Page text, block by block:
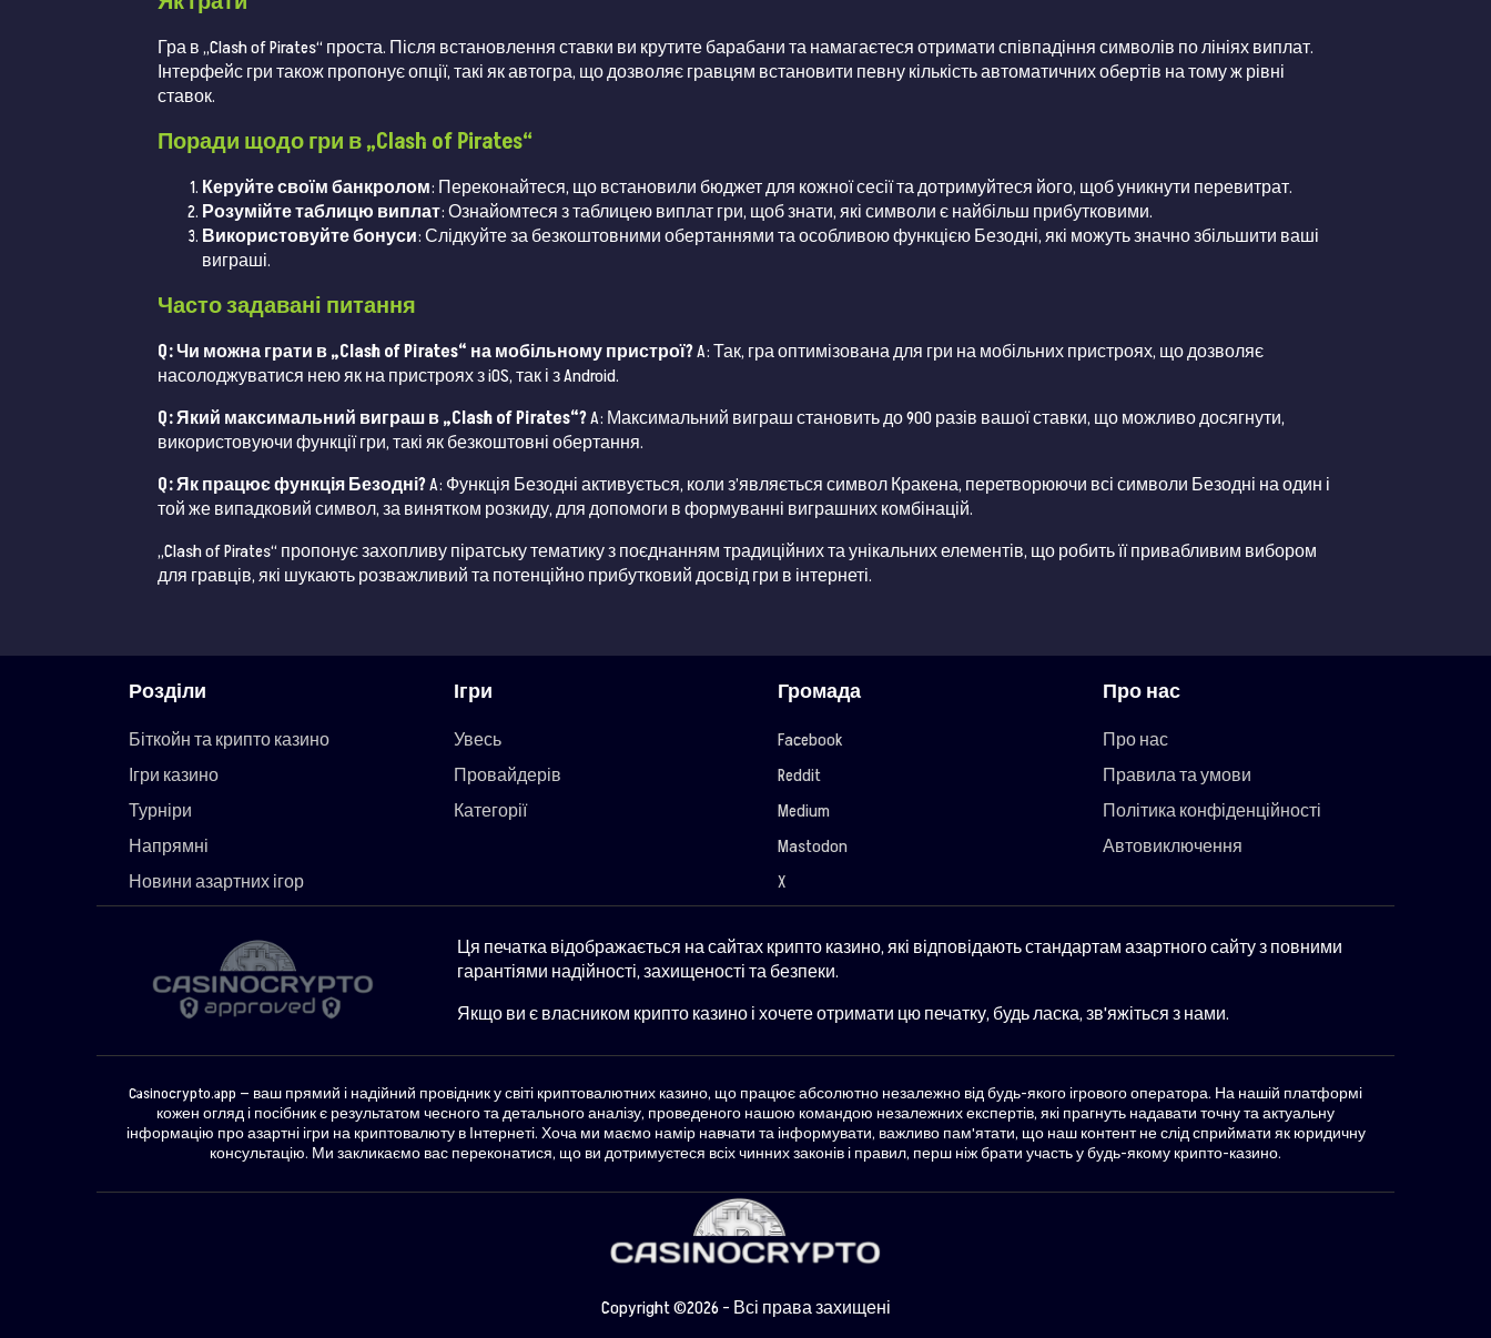
Гра в „Clash of Pirates“ проста. Після встановлення ставки ви крутите барабани та намагаєтеся отримати співпадіння символів по лініях виплат.
Інтерфейс гри також пропонує опції, такі як автогра, що дозволяє гравцям встановити певну кількість автоматичних обертів на тому ж рівні
ставок.
Поради щодо гри в „Clash of Pirates“
Керуйте своїм банкролом: Переконайтеся, що встановили бюджет для кожної сесії та дотримуйтеся його, щоб уникнути перевитрат.
Розумійте таблицю виплат: Ознайомтеся з таблицею виплат гри, щоб знати, які символи є найбільш прибутковими.
Використовуйте бонуси: Слідкуйте за безкоштовними обертаннями та особливою функцією Безодні, які можуть значно збільшити ваші
виграші.
Часто задавані питання
Q: Чи можна грати в „Clash of Pirates“ на мобільному пристрої?A: Так, гра оптимізована для гри на мобільних пристроях, що дозволяє
насолоджуватися нею як на пристроях з iOS, так і з Android.
Q: Який максимальний виграш в „Clash of Pirates“?A: Максимальний виграш становить до 900 разів вашої ставки, що можливо досягнути,
використовуючи функції гри, такі як безкоштовні обертання.
Q: Як працює функція Безодні?A: Функція Безодні активується, коли з’являється символ Кракена, перетворюючи всі символи Безодні на один і
той же випадковий символ, за винятком розкиду, для допомоги в формуванні виграшних комбінацій.
„Clash of Pirates“ пропонує захопливу піратську тематику з поєднанням традиційних та унікальних елементів, що робить її привабливим вибором
для гравців, які шукають розважливий та потенційно прибутковий досвід гри в інтернеті.
Розділи
Біткойн та крипто казино
Ігри казино
Турніри
Напрямні
Новини азартних ігор
Ігри
Увесь
Провайдерів
Категорії
Громада
Facebook
Reddit
Medium
Mastodon
X
Про нас
Про нас
Правила та умови
Політика конфіденційності
Автовиключення
Ця печатка відображається на сайтах крипто казино, які відповідають стандартам азартного сайту з повними
гарантіями надійності, захищеності та безпеки.
Якщо ви є власником крипто казино і хочете отримати цю печатку, будь ласка, зв'яжіться з нами.
Casinocrypto.app — ваш прямий і надійний провідник у світі криптовалютних казино, що працює абсолютно незалежно від будь-якого ігрового оператора. На нашій платформі
кожен огляд і посібник є результатом чесного та детального аналізу, проведеного нашою командою незалежних експертів, які прагнуть надавати точну та актуальну
інформацію про азартні ігри на криптовалюту в Інтернеті. Хоча ми маємо намір навчати та інформувати, важливо пам'ятати, що наш контент не слід сприймати як юридичну
консультацію. Ми закликаємо вас переконатися, що ви дотримуєтеся всіх чинних законів і правил, перш ніж брати участь у будь-якому крипто-казино.
Copyright ©2026 - Всі права захищені